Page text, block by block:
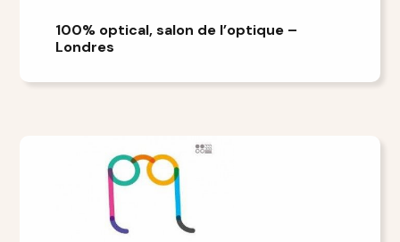
100% optical, salon de l’optique –
Londres